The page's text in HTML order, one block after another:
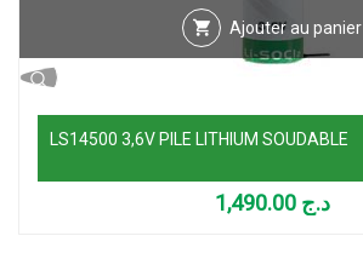
Ajouter au panier
LS14500 3,6V PILE LITHIUM SOUDABLE
د.ج 1,490.00